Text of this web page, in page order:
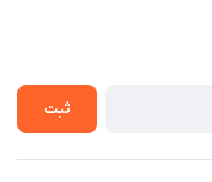
ثبت